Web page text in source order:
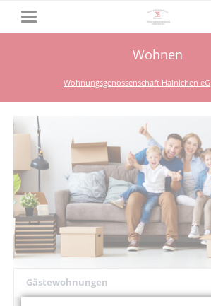
Wohnen
Wohnungsgenossenschaft Hainichen eG
Gästewohnungen